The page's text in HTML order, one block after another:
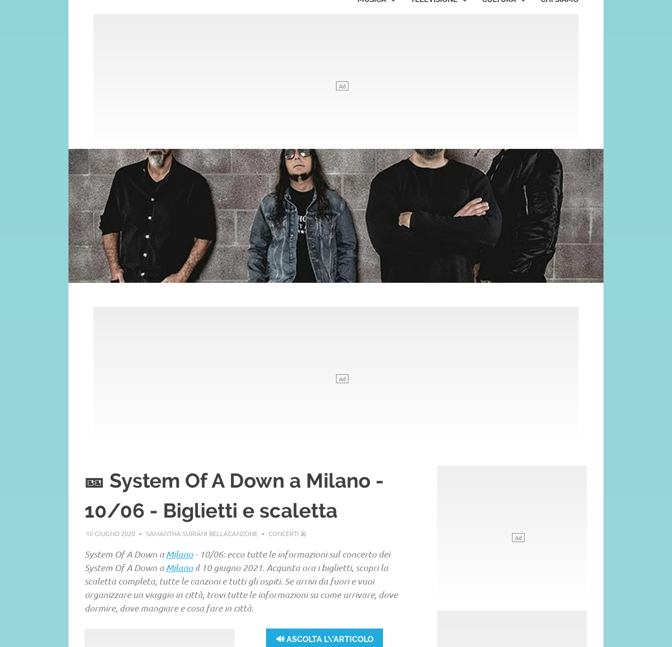
🎫 System Of A Down a Milano -
10/06 - Biglietti e scaletta
10 GIUGNO 2020 SAMANTHA SURIANI BELLACANZONE CONCERTI 🎤
System Of A Down aMilano- 10/06: ecco tutte le informazioni sul concerto dei
System Of A Down aMilanoil 10 giugno 2021. Acquista ora i biglietti, scopri la
scaletta completa, tutte le canzoni e tutti gli ospiti. Se arrivi da fuori e vuoi
organizzare un viaggio in città, trovi tutte le informazioni su come arrivare, dove
dormire, dove mangiare e cosa fare in città.
🔊 ASCOLTA L\'ARTICOLO